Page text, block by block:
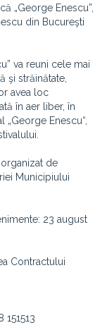
„George Enescu”,
din Bucureşti
va reuni cele mai
şi străinătate,
avea loc
în aer liber, în
Enescu“,
de
Municipiului
23 august
Contractului